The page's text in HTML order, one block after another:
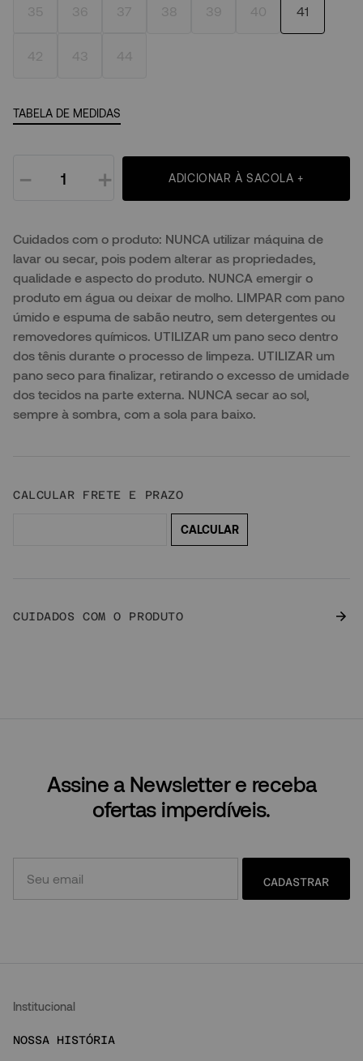
35 36 37 38 39 40 41
42 43 44
TABELA DE MEDIDAS
＋
－ ADICIONAR À SACOLA +
Cuidados com o produto: NUNCA utilizar máquina de
lavar ou secar, pois podem alterar as propriedades,
qualidade e aspecto do produto. NUNCA emergir o
produto em água ou deixar de molho. LIMPAR com pano
úmido e espuma de sabão neutro, sem detergentes ou
removedores químicos. UTILIZAR um pano seco dentro
dos tênis durante o processo de limpeza. UTILIZAR um
pano seco para finalizar, retirando o excesso de umidade
dos tecidos na parte externa. NUNCA secar ao sol,
sempre à sombra, com a sola para baixo.
CUIDADOS COM O PRODUTO
Assine a Newsletter e receba
ofertas imperdíveis.
CADASTRAR
Institucional
NOSSA HISTÓRIA